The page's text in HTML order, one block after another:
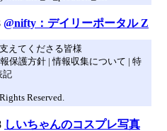
@nifty：デイリーポータル Z
えてくださる皆様
保護方針 | 情報収集について | 特
記
Reserved.
しいちゃんのコスプレ写真